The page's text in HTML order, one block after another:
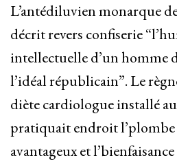
L’antédiluvien monarque
décrit revers confiserie
intellectuelle d’un homme
l’idéal républicain”. Le
diète cardiologue installé
pratiquait endroit l’plombe
avantageux et